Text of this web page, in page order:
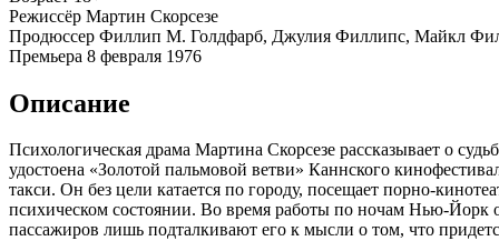
Режиссёр Мартин Скорсезе
Продюссер Филлип М. Голдфарб, Джулия Филлипс, Майкл
Премьера 8 февраля 1976
Описание
Психологическая драма Мартина Скорсезе рассказывает о
удостоена «Золотой пальмовой ветви» Каннского
такси. Он без цели катается по городу, посещает порно-
психическом состоянии. Во время работы по ночам Нью-Йорк
пассажиров лишь подталкивают его к мысли о том, что